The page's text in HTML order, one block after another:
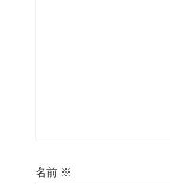
名前 ※